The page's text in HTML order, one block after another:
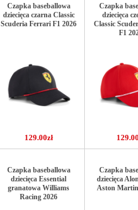
Czapka baseballowa
dziecięca czarna Classic
Scuderia Ferrari F1 2026
129.00zł
Czapka
dziecięca
Classic
F1
Czapka baseballowa
dziecięca Essential
granatowa Williams
Racing 2026
Czapka
dziecięca
Aston